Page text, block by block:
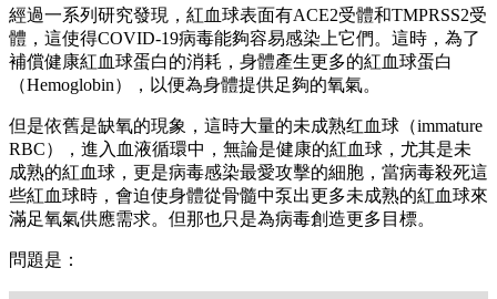
經過一系列研究發現，紅血球表面有ACE2受體和TMPRSS2受
體，這使得COVID-19病毒能夠容易感染上它們。這時，為了
補償健康紅血球蛋白的消耗，身體產生更多的紅血球蛋白
（Hemoglobin），以便為身體提供足夠的氧氣。
但是依舊是缺氧的現象，這時大量的未成熟红血球（immature
RBC），進入血液循環中，無論是健康的紅血球，尤其是未
成熟的紅血球，更是病毒感染最愛攻擊的細胞，當病毒殺死這
些紅血球時，會迫使身體從骨髓中泵出更多未成熟的紅血球來
滿足氧氣供應需求。但那也只是為病毒創造更多目標。
問題是：